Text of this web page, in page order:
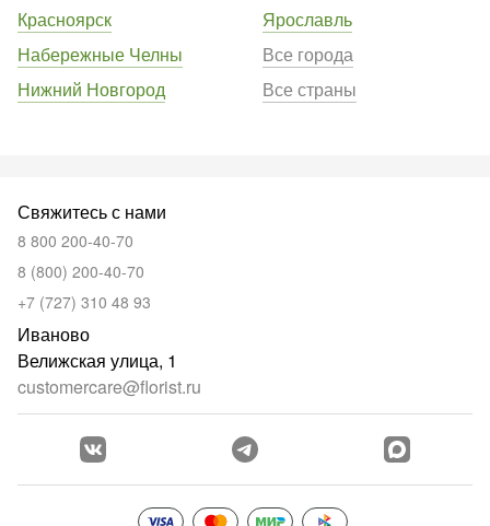
Красноярск
Набережные Челны
Нижний Новгород
Ярославль
Все города
Все страны
Свяжитесь с нами
8 800 200-40-70
8 (800) 200-40-70
+7 (727) 310 48 93
Иваново
Велижская улица, 1
customercare@florist.ru